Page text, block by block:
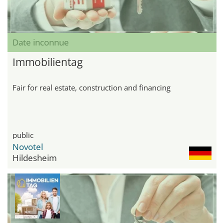
Date inconnue
Immobilientag
Fair for real estate, construction and financing
public
Novotel
Hildesheim